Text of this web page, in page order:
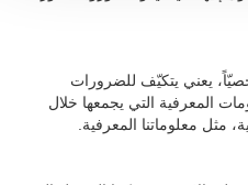
يعني يتكيّف للضرورات
المعرفية التي يجمعها خلال
معلوماتنا المعرفية.